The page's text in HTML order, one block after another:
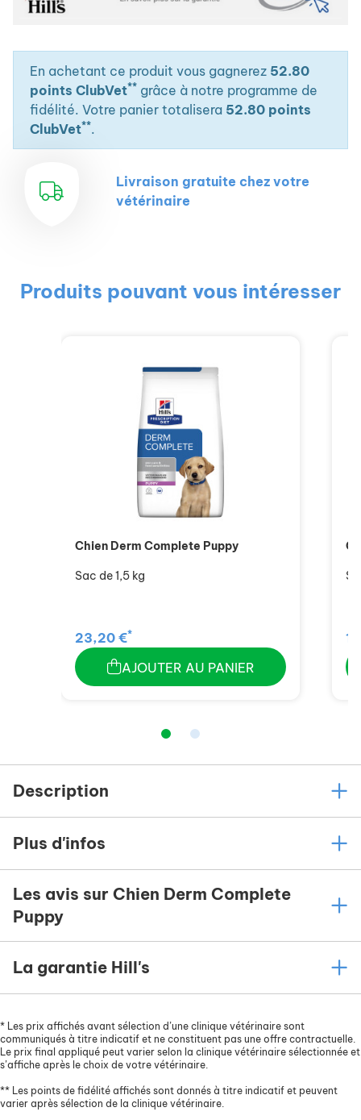
En achetant ce produit vous gagnerez 52.80
points ClubVet** grâce à notre programme de
fidélité. Votre panier totalisera 52.80 points
ClubVet**.
Livraison gratuite chez votre
vétérinaire
Produits pouvant vous intéresser
Chien Derm Complete Puppy
Sac de 1,5 kg
23,20 €*
AJOUTER AU PANIER
Description
Plus d'infos
Les avis sur Chien Derm Complete
Puppy
La garantie Hill's
* Les prix affichés avant sélection d’une clinique vétérinaire sont
communiqués à titre indicatif et ne constituent pas une offre contractuelle.
Le prix final appliqué peut varier selon la clinique vétérinaire sélectionnée et
s’affiche après le choix de votre vétérinaire.
** Les points de fidélité affichés sont donnés à titre indicatif et peuvent
varier après sélection de la clinique vétérinaire.